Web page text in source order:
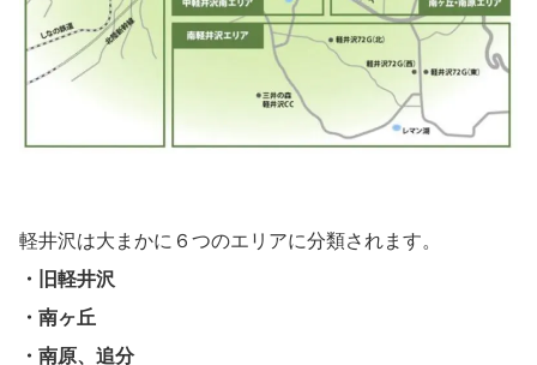
軽井沢は大まかに６つのエリアに分類されます。
・旧軽井沢
・南ヶ丘
・南原、追分